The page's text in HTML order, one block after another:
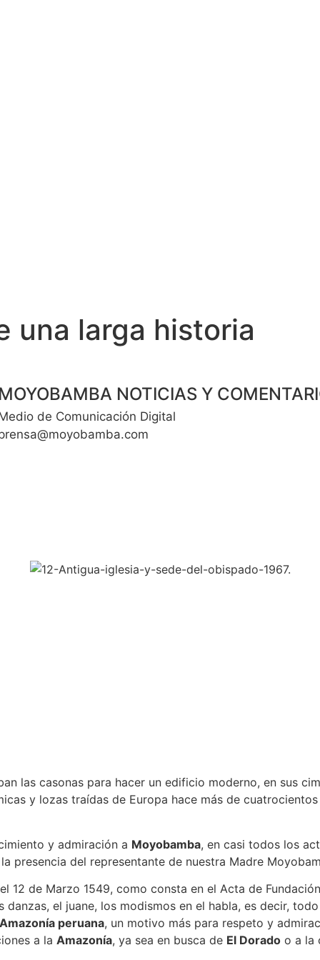
una larga historia
NOTICIAS Y
de Comunicación Digital
las casonas para hacer un edificio moderno, en sus
y lozas traídas de Europa hace más de
y admiración a Moyobamba, en casi todos los
presencia del representante de nuestra Madre
12 de Marzo 1549, como consta en el Acta de
el juane, los modismos en el habla, es decir,
Amazonía peruana, un motivo más para respeto y
a la Amazonía, ya sea en busca de El Dorado o a la